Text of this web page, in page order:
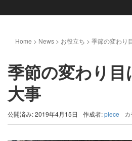
Home > News > お役立ち > 季節の変わり
季節の変わり
大事
公開済み: 2019年4月15日 作成者:piece